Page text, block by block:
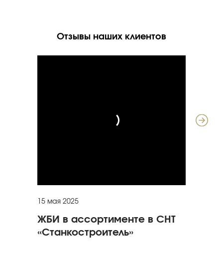
Отзывы наших клиентов
15 мая 2025
ЖБИ в ассортименте в СНТ
«Станкостроитель»